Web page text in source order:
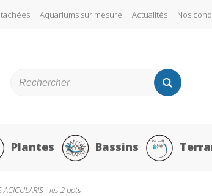
Aquariums sur mesure Actualités Nos
Plantes Bassins
ACICULARIS - les 2 pots